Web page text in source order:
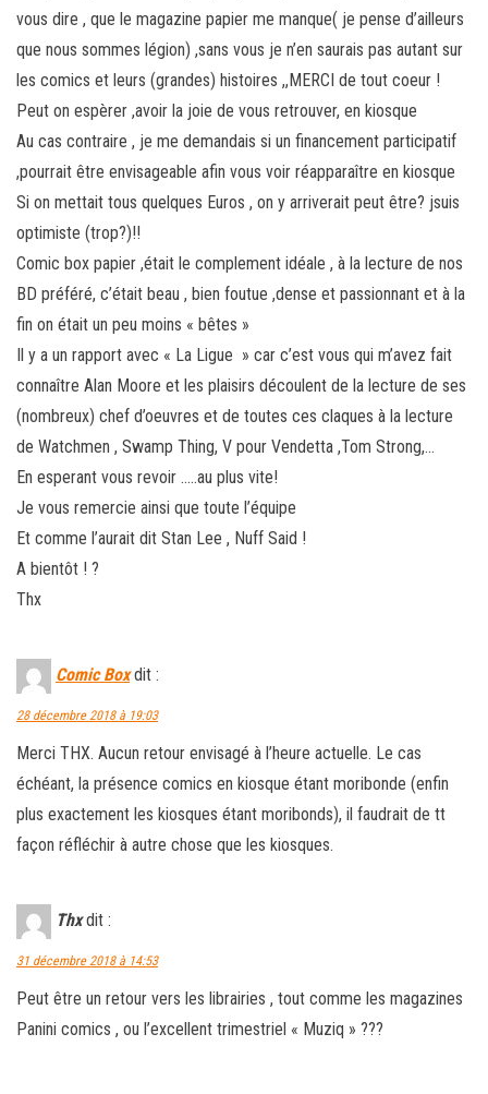
vous dire , que le magazine papier me manque( je pense d’ailleurs
que nous sommes légion) ,sans vous je n’en saurais pas autant sur
les comics et leurs (grandes) histoires ,,MERCI de tout coeur !
Peut on espèrer ,avoir la joie de vous retrouver, en kiosque
Au cas contraire , je me demandais si un financement participatif
,pourrait être envisageable afin vous voir réapparaître en kiosque
Si on mettait tous quelques Euros , on y arriverait peut être? jsuis
optimiste (trop?)!!
Comic box papier ,était le complement idéale , à la lecture de nos
BD préféré, c’était beau , bien foutue ,dense et passionnant et à la
fin on était un peu moins « bêtes »
Il y a un rapport avec « La Ligue » car c’est vous qui m’avez fait
connaître Alan Moore et les plaisirs découlent de la lecture de ses
(nombreux) chef d’oeuvres et de toutes ces claques à la lecture
de Watchmen , Swamp Thing, V pour Vendetta ,Tom Strong,…
En esperant vous revoir …..au plus vite!
Je vous remercie ainsi que toute l’équipe
Et comme l’aurait dit Stan Lee , Nuff Said !
A bientôt ! ?
Thx
Comic Box dit :
28 décembre 2018 à 19:03
Merci THX. Aucun retour envisagé à l’heure actuelle. Le cas
échéant, la présence comics en kiosque étant moribonde (enfin
plus exactement les kiosques étant moribonds), il faudrait de tt
façon réfléchir à autre chose que les kiosques.
Thx dit :
31 décembre 2018 à 14:53
Peut être un retour vers les librairies , tout comme les magazines
Panini comics , ou l’excellent trimestriel « Muziq » ???